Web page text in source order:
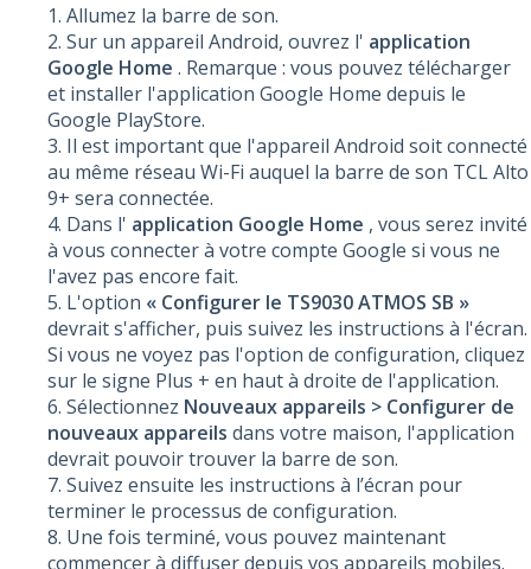
Allumez la barre de son.
Sur un appareil Android, ouvrez l' application
Google Home . Remarque : vous pouvez télécharger
et installer l'application Google Home depuis le
Google PlayStore.
Il est important que l'appareil Android soit connecté
au même réseau Wi-Fi auquel la barre de son TCL Alto
9+ sera connectée.
Dans l' application Google Home , vous serez invité
à vous connecter à votre compte Google si vous ne
l'avez pas encore fait.
L'option « Configurer le TS9030 ATMOS SB »
devrait s'afficher, puis suivez les instructions à l'écran.
Si vous ne voyez pas l'option de configuration, cliquez
sur le signe Plus + en haut à droite de l'application.
Sélectionnez Nouveaux appareils > Configurer de
nouveaux appareils dans votre maison, l'application
devrait pouvoir trouver la barre de son.
Suivez ensuite les instructions à l’écran pour
terminer le processus de configuration.
Une fois terminé, vous pouvez maintenant
commencer à diffuser depuis vos appareils mobiles.